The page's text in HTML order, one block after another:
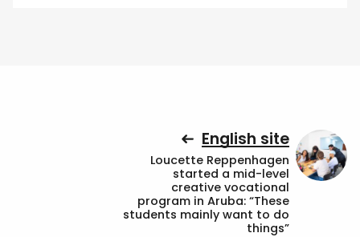
English site
Loucette Reppenhagen
started a mid-level
creative vocational
program in Aruba: “These
students mainly want to do
things”